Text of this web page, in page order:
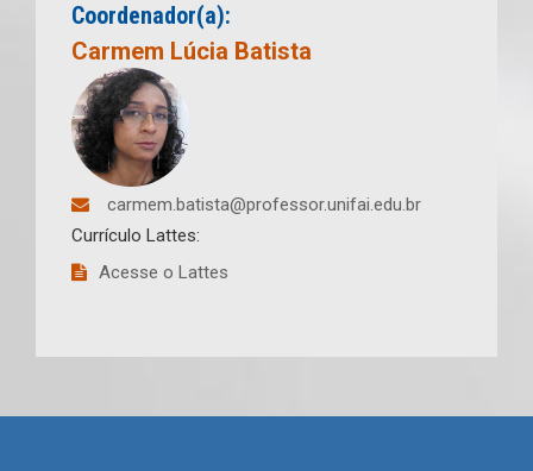
Coordenador(a):
Carmem Lúcia Batista
carmem.batista@professor.unifai.edu.br
Currículo Lattes:
Acesse o Lattes